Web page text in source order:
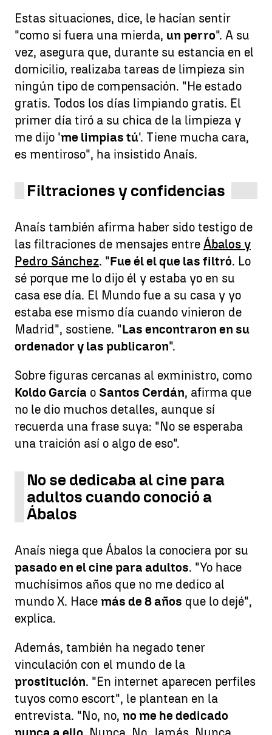
Estas situaciones, dice, le hacían sentir
"como si fuera una mierda, un perro". A su
vez, asegura que, durante su estancia en el
domicilio, realizaba tareas de limpieza sin
ningún tipo de compensación. "He estado
gratis. Todos los días limpiando gratis. El
primer día tiró a su chica de la limpieza y
me dijo 'me limpias tú'. Tiene mucha cara,
es mentiroso", ha insistido Anaís.
Filtraciones y confidencias
Anaís también afirma haber sido testigo de
las filtraciones de mensajes entre Ábalos y
Pedro Sánchez. "Fue él el que las filtró. Lo
sé porque me lo dijo él y estaba yo en su
casa ese día. El Mundo fue a su casa y yo
estaba ese mismo día cuando vinieron de
Madrid", sostiene. "Las encontraron en su
ordenador y las publicaron".
Sobre figuras cercanas al exministro, como
Koldo García o Santos Cerdán, afirma que
no le dio muchos detalles, aunque sí
recuerda una frase suya: "No se esperaba
una traición así o algo de eso".
No se dedicaba al cine para
adultos cuando conoció a
Ábalos
Anaís niega que Ábalos la conociera por su
pasado en el cine para adultos. "Yo hace
muchísimos años que no me dedico al
mundo X. Hace más de 8 años que lo dejé",
explica.
Además, también ha negado tener
vinculación con el mundo de la
prostitución. "En internet aparecen perfiles
tuyos como escort", le plantean en la
entrevista. "No, no, no me he dedicado